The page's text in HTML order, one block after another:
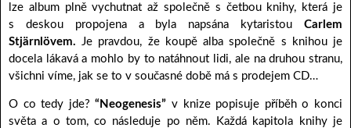
lze album plně vychutnat až společně s četbou knihy, která je
s deskou propojena a byla napsána kytaristou Carlem
Stjärnlövem. Je pravdou, že koupě alba společně s knihou je
docela lákavá a mohlo by to natáhnout lidi, ale na druhou stranu,
všichni víme, jak se to v současné době má s prodejem CD…
O co tedy jde?“Neogenesis” v knize popisuje příběh o konci
světa a o tom, co následuje po něm. Každá kapitola knihy je